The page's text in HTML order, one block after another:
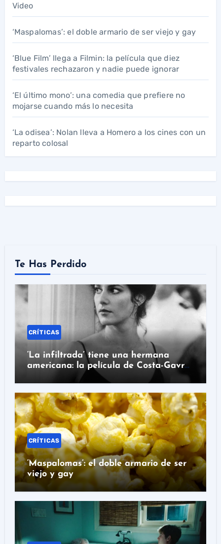
Video
‘Maspalomas’: el doble armario de ser viejo y gay
‘Blue Film’ llega a Filmin: la película que diez
festivales rechazaron y nadie puede ignorar
‘El último mono’: una comedia que prefiere no
mojarse cuando más lo necesita
‘La odisea’: Nolan lleva a Homero a los cines con un
reparto colosal
Te Has Perdido
CRÍTICAS
‘La infiltrada’ tiene una hermana
americana: la película de Costa-Gavras
que hay que ver en Prime Video
CRÍTICAS
‘Maspalomas’: el doble armario de ser
viejo y gay